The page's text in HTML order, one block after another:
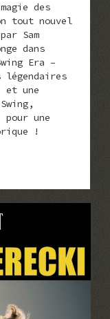
des
tout nouvel
Sam
dans
Era –
légendaires
et une
une
!